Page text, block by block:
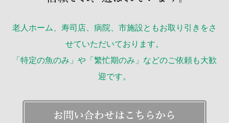
老人ホーム、寿司店、病院、市施設ともお取り引きをさ
せていただいております。
「特定の魚のみ」や「繁忙期のみ」などのご依頼も大歓
迎です。